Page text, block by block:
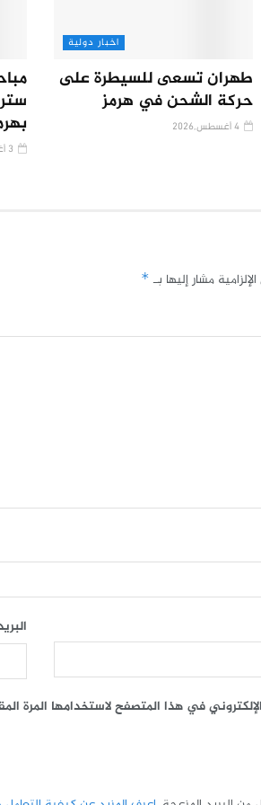
اخبار دولية
طهران تسعى للسيطرة على
حركة الشحن في هرمز
مشار إليها بـ *
في هذا المتصفح لاستخدامها المرة